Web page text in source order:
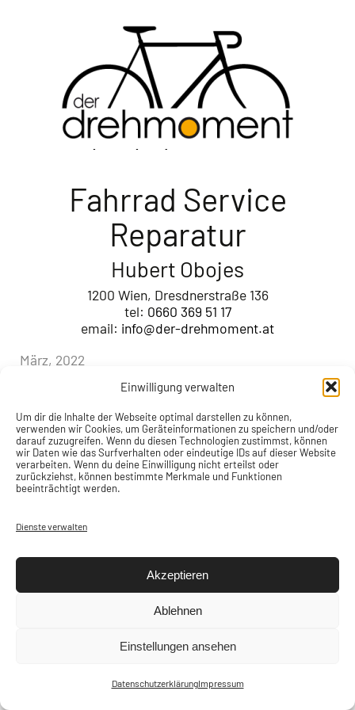
Einwilligung verwalten
Um dir die Inhalte der Webseite optimal darstellen zu können,
verwenden wir Cookies, um Geräteinformationen zu speichern und/oder
darauf zuzugreifen. Wenn du diesen Technologien zustimmst, können
wir Daten wie das Surfverhalten oder eindeutige IDs auf dieser Website
verarbeiten. Wenn du deine Einwilligung nicht erteilst oder
zurückziehst, können bestimmte Merkmale und Funktionen
beeinträchtigt werden.
Dienste verwalten
Akzeptieren
Ablehnen
Einstellungen ansehen
DatenschutzerklärungImpressum
der drehmoment
Fahrrad Service
Reparatur
Hubert Obojes
1200 Wien, Dresdnerstraße 136
tel: 0660 369 51 17
email: info@der-drehmoment.at
März, 2022
Vintage MTB Scott
Vintage MTB Scott Windriver
Vintage MTB Marin, Bear Valley SE
Mai, 2021
Original Puch Waffenrad